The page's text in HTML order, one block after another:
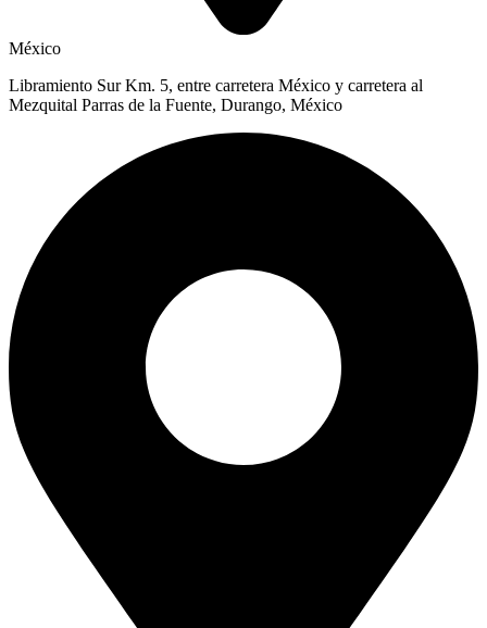
México
Libramiento Sur Km. 5, entre carretera México y carretera al
Mezquital Parras de la Fuente, Durango, México